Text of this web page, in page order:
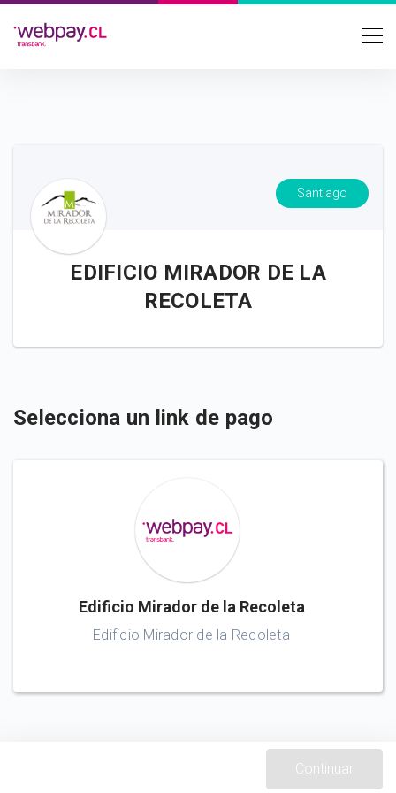
Santiago
EDIFICIO MIRADOR DE LA
RECOLETA
Selecciona un link de pago
Edificio Mirador de la Recoleta
Edificio Mirador de la Recoleta
Continuar